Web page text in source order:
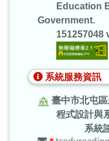
Education
Government.
151257048
系統服務資訊
臺中市北屯
程式設計與系
系統諮詢